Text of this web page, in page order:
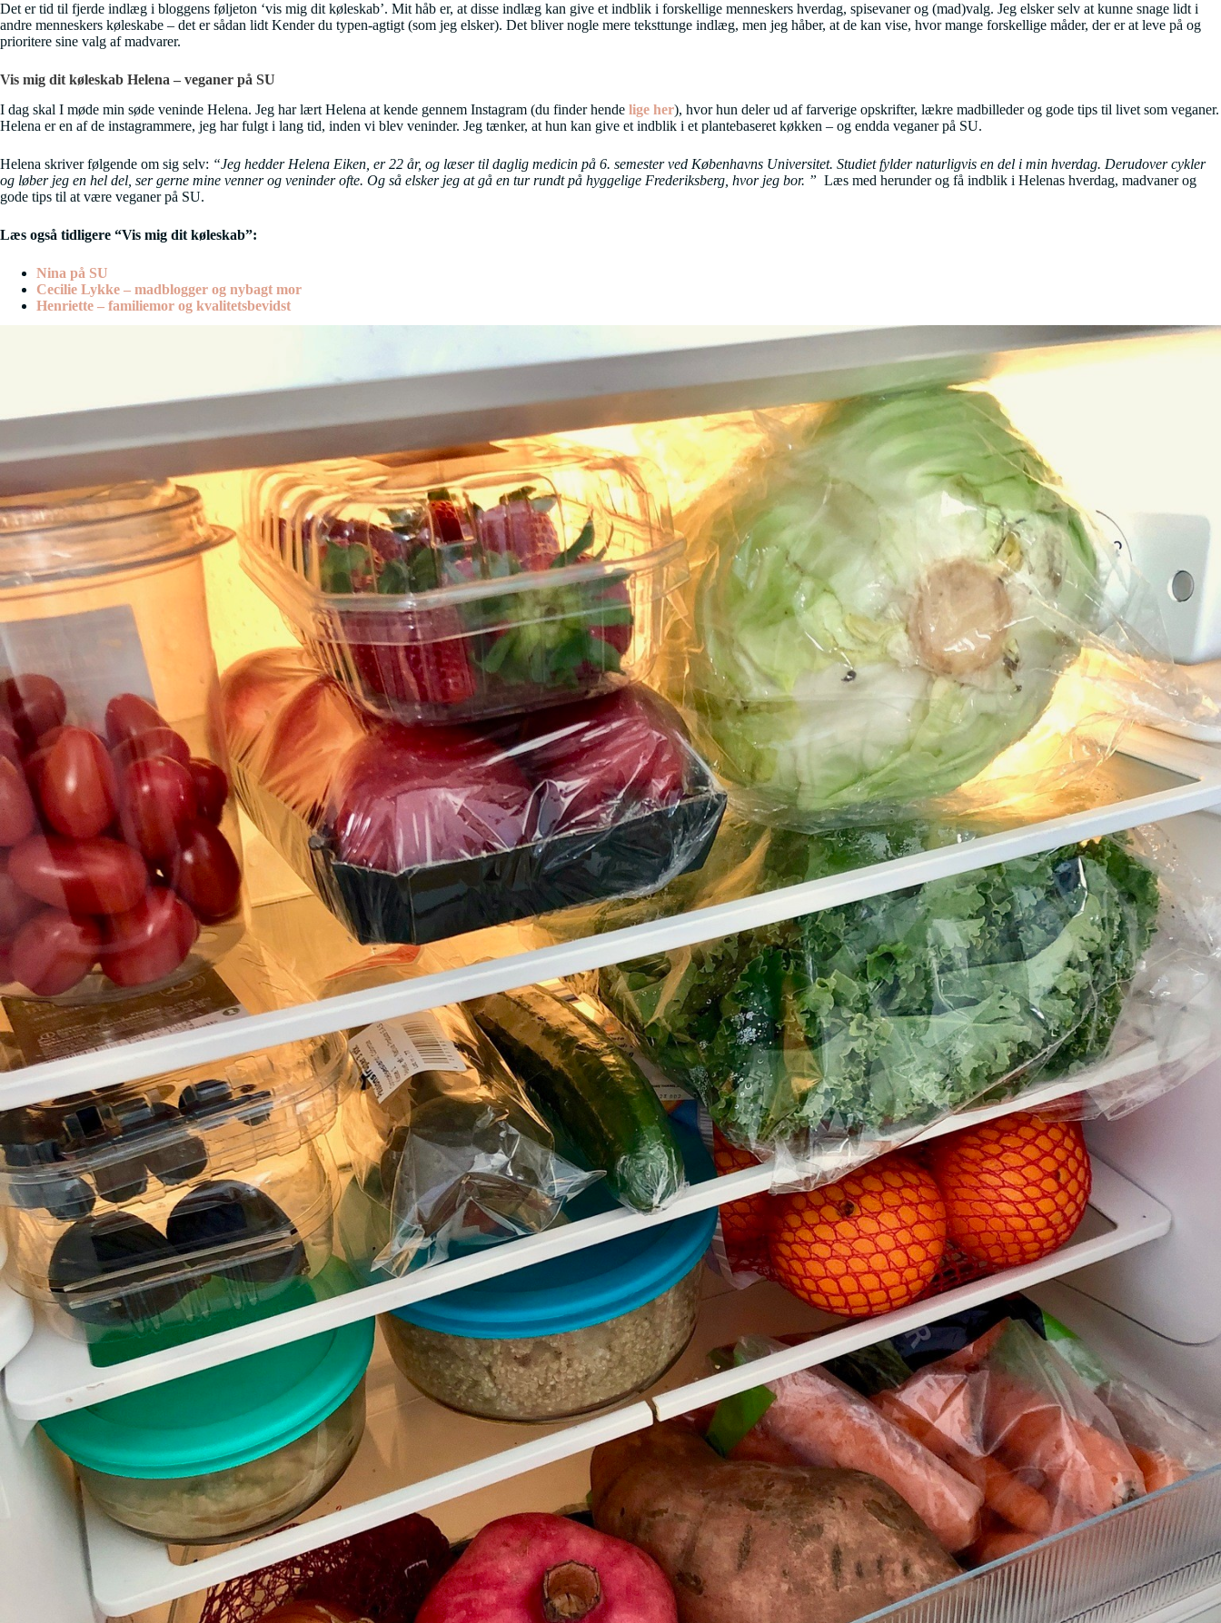
Det er tid til fjerde indlæg i bloggens føljeton ‘vis mig dit køleskab’. Mit håb er, at disse indlæg kan give et indblik i forskellige menneskers hverdag, spisevaner og (mad)valg. Jeg elsker selv at kunne snage lidt i
andre menneskers køleskabe – det er sådan lidt Kender du typen-agtigt (som jeg elsker). Det bliver nogle mere teksttunge indlæg, men jeg håber, at de kan vise, hvor mange forskellige måder, der er at leve på og
prioritere sine valg af madvarer.
Vis mig dit køleskab Helena – veganer på SU
I dag skal I møde min søde veninde Helena. Jeg har lært Helena at kende gennem Instagram (du finder hende lige her), hvor hun deler ud af farverige opskrifter, lækre madbilleder og gode tips til livet som veganer.
Helena er en af de instagrammere, jeg har fulgt i lang tid, inden vi blev veninder. Jeg tænker, at hun kan give et indblik i et plantebaseret køkken – og endda veganer på SU.
Helena skriver følgende om sig selv: “Jeg hedder Helena Eiken, er 22 år, og læser til daglig medicin på 6. semester ved Københavns Universitet. Studiet fylder naturligvis en del i min hverdag. Derudover cykler
og løber jeg en hel del, ser gerne mine venner og veninder ofte. Og så elsker jeg at gå en tur rundt på hyggelige Frederiksberg, hvor jeg bor. ” Læs med herunder og få indblik i Helenas hverdag, madvaner og
gode tips til at være veganer på SU.
Læs også tidligere “Vis mig dit køleskab”:
Nina på SU
Cecilie Lykke – madblogger og nybagt mor
Henriette – familiemor og kvalitetsbevidst